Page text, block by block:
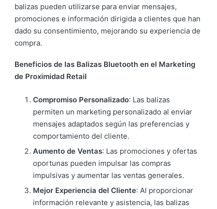
balizas pueden utilizarse para enviar mensajes,
promociones e información dirigida a clientes que han
dado su consentimiento, mejorando su experiencia de
compra.
Beneficios de las Balizas Bluetooth en el Marketing
de Proximidad Retail
Compromiso Personalizado: Las balizas
permiten un marketing personalizado al enviar
mensajes adaptados según las preferencias y
comportamiento del cliente.
Aumento de Ventas: Las promociones y ofertas
oportunas pueden impulsar las compras
impulsivas y aumentar las ventas generales.
Mejor Experiencia del Cliente: Al proporcionar
información relevante y asistencia, las balizas